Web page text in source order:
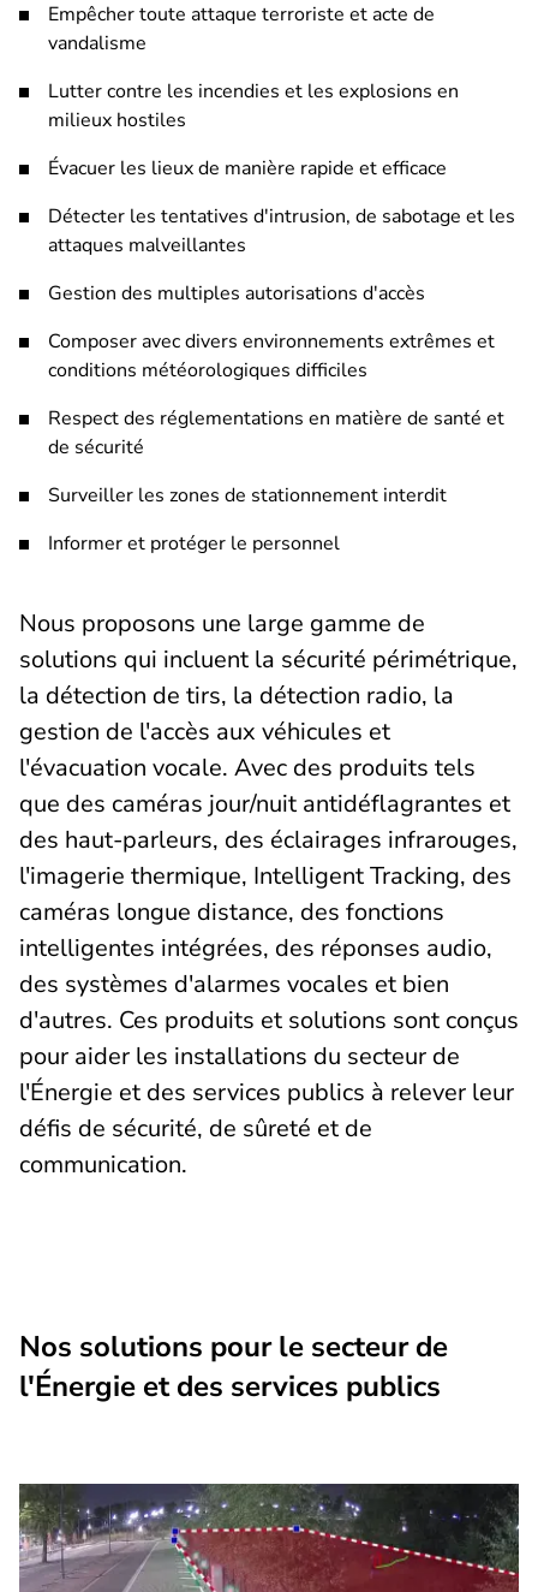
Empêcher toute attaque terroriste et acte de
vandalisme
Lutter contre les incendies et les explosions en
milieux hostiles
Évacuer les lieux de manière rapide et efficace
Détecter les tentatives d'intrusion, de sabotage et les
attaques malveillantes
Gestion des multiples autorisations d'accès
Composer avec divers environnements extrêmes et
conditions météorologiques difficiles
Respect des réglementations en matière de santé et
de sécurité
Surveiller les zones de stationnement interdit
Informer et protéger le personnel
Nous proposons une large gamme de
solutions qui incluent la sécurité périmétrique,
la détection de tirs, la détection radio, la
gestion de l'accès aux véhicules et
l'évacuation vocale. Avec des produits tels
que des caméras jour/nuit antidéflagrantes et
des haut-parleurs, des éclairages infrarouges,
l'imagerie thermique, Intelligent Tracking, des
caméras longue distance, des fonctions
intelligentes intégrées, des réponses audio,
des systèmes d'alarmes vocales et bien
d'autres. Ces produits et solutions sont conçus
pour aider les installations du secteur de
l'Énergie et des services publics à relever leur
défis de sécurité, de sûreté et de
communication.
Nos solutions pour le secteur de
l'Énergie et des services publics